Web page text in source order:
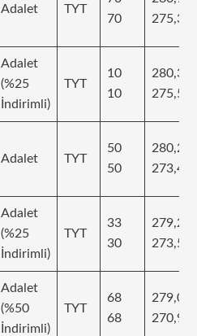
Adalet TYT
70
Adalet
(%25
İndirimli)
TYT
10
10
Adalet TYT
50
50
Adalet
(%25
İndirimli)
TYT
33
30
Adalet
(%50
İndirimli)
TYT
68
68